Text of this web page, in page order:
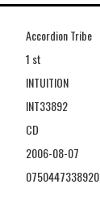
Accordion Tribe
1 st
INTUITION
INT33892
CD
2006-08-07
0750447338920